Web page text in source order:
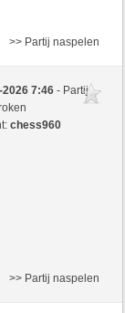
>> Partij naspelen
2026 7:46- Partij
chess960
>> Partij naspelen